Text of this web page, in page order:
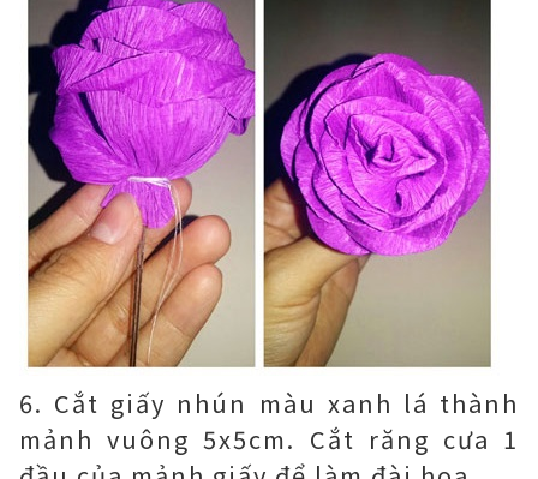
6. Cắt giấy nhún màu xanh lá thành
mảnh vuông 5x5cm. Cắt răng cưa 1